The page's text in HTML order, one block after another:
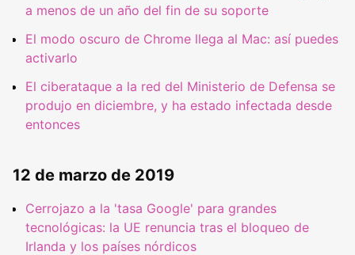
a menos de un año del fin de su soporte
El modo oscuro de Chrome llega al Mac: así puedes
activarlo
El ciberataque a la red del Ministerio de Defensa se
produjo en diciembre, y ha estado infectada desde
entonces
12 de marzo de 2019
Cerrojazo a la 'tasa Google' para grandes
tecnológicas: la UE renuncia tras el bloqueo de
Irlanda y los países nórdicos